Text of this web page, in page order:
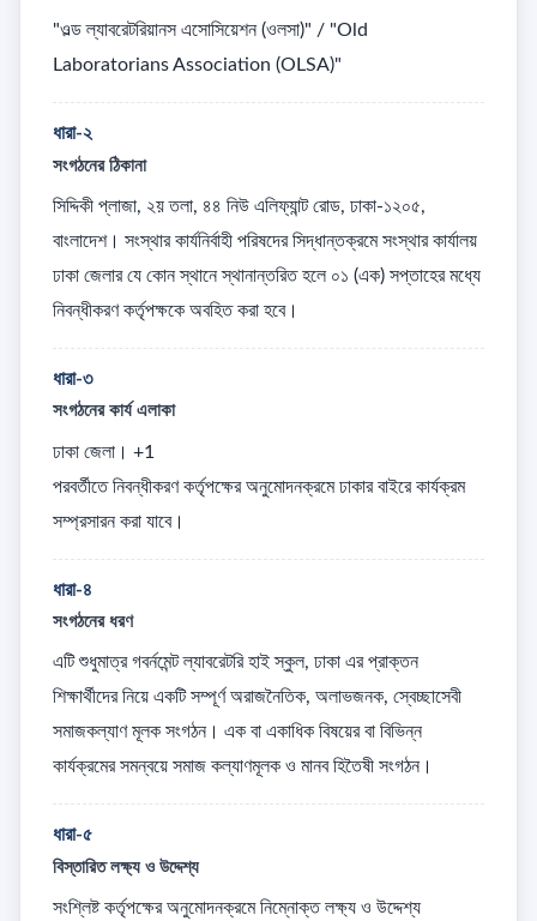
"ওল্ড ল্যাবরেটরিয়ানস এসোসিয়েশন (ওলসা)" / "Old
Laboratorians Association (OLSA)"
ধারা-২
সংগঠনের ঠিকানা
সিদ্দিকী প্লাজা, ২য় তলা, ৪৪ নিউ এলিফ্যান্ট রোড, ঢাকা-১২০৫,
বাংলাদেশ। সংস্থার কার্যনির্বাহী পরিষদের সিদ্ধান্তক্রমে সংস্থার কার্যালয়
ঢাকা জেলার যে কোন স্থানে স্থানান্তরিত হলে ০১ (এক) সপ্তাহের মধ্যে
নিবন্ধীকরণ কর্তৃপক্ষকে অবহিত করা হবে।
ধারা-৩
সংগঠনের কার্য এলাকা
ঢাকা জেলা। +1
পরবর্তীতে নিবন্ধীকরণ কর্তৃপক্ষের অনুমোদনক্রমে ঢাকার বাইরে কার্যক্রম
সম্প্রসারন করা যাবে।
ধারা-৪
সংগঠনের ধরণ
এটি শুধুমাত্র গবর্নমেন্ট ল্যাবরেটরি হাই স্কুল, ঢাকা এর প্রাক্তন
শিক্ষার্থীদের নিয়ে একটি সম্পূর্ণ অরাজনৈতিক, অলাভজনক, স্বেচ্ছাসেবী
সমাজকল্যাণ মূলক সংগঠন। এক বা একাধিক বিষয়ের বা বিভিন্ন
কার্যক্রমের সমন্বয়ে সমাজ কল্যাণমূলক ও মানব হিতৈষী সংগঠন।
ধারা-৫
বিস্তারিত লক্ষ্য ও উদ্দেশ্য
সংশ্লিষ্ট কর্তৃপক্ষের অনুমোদনক্রমে নিম্নোক্ত লক্ষ্য ও উদ্দেশ্য